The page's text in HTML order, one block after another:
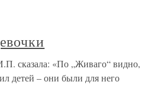
сказала: «По „Живаго“ видно,
детей – они были для него